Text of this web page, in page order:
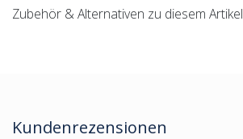
Zubehör & Alternativen zu diesem Artikel
Kundenrezensionen